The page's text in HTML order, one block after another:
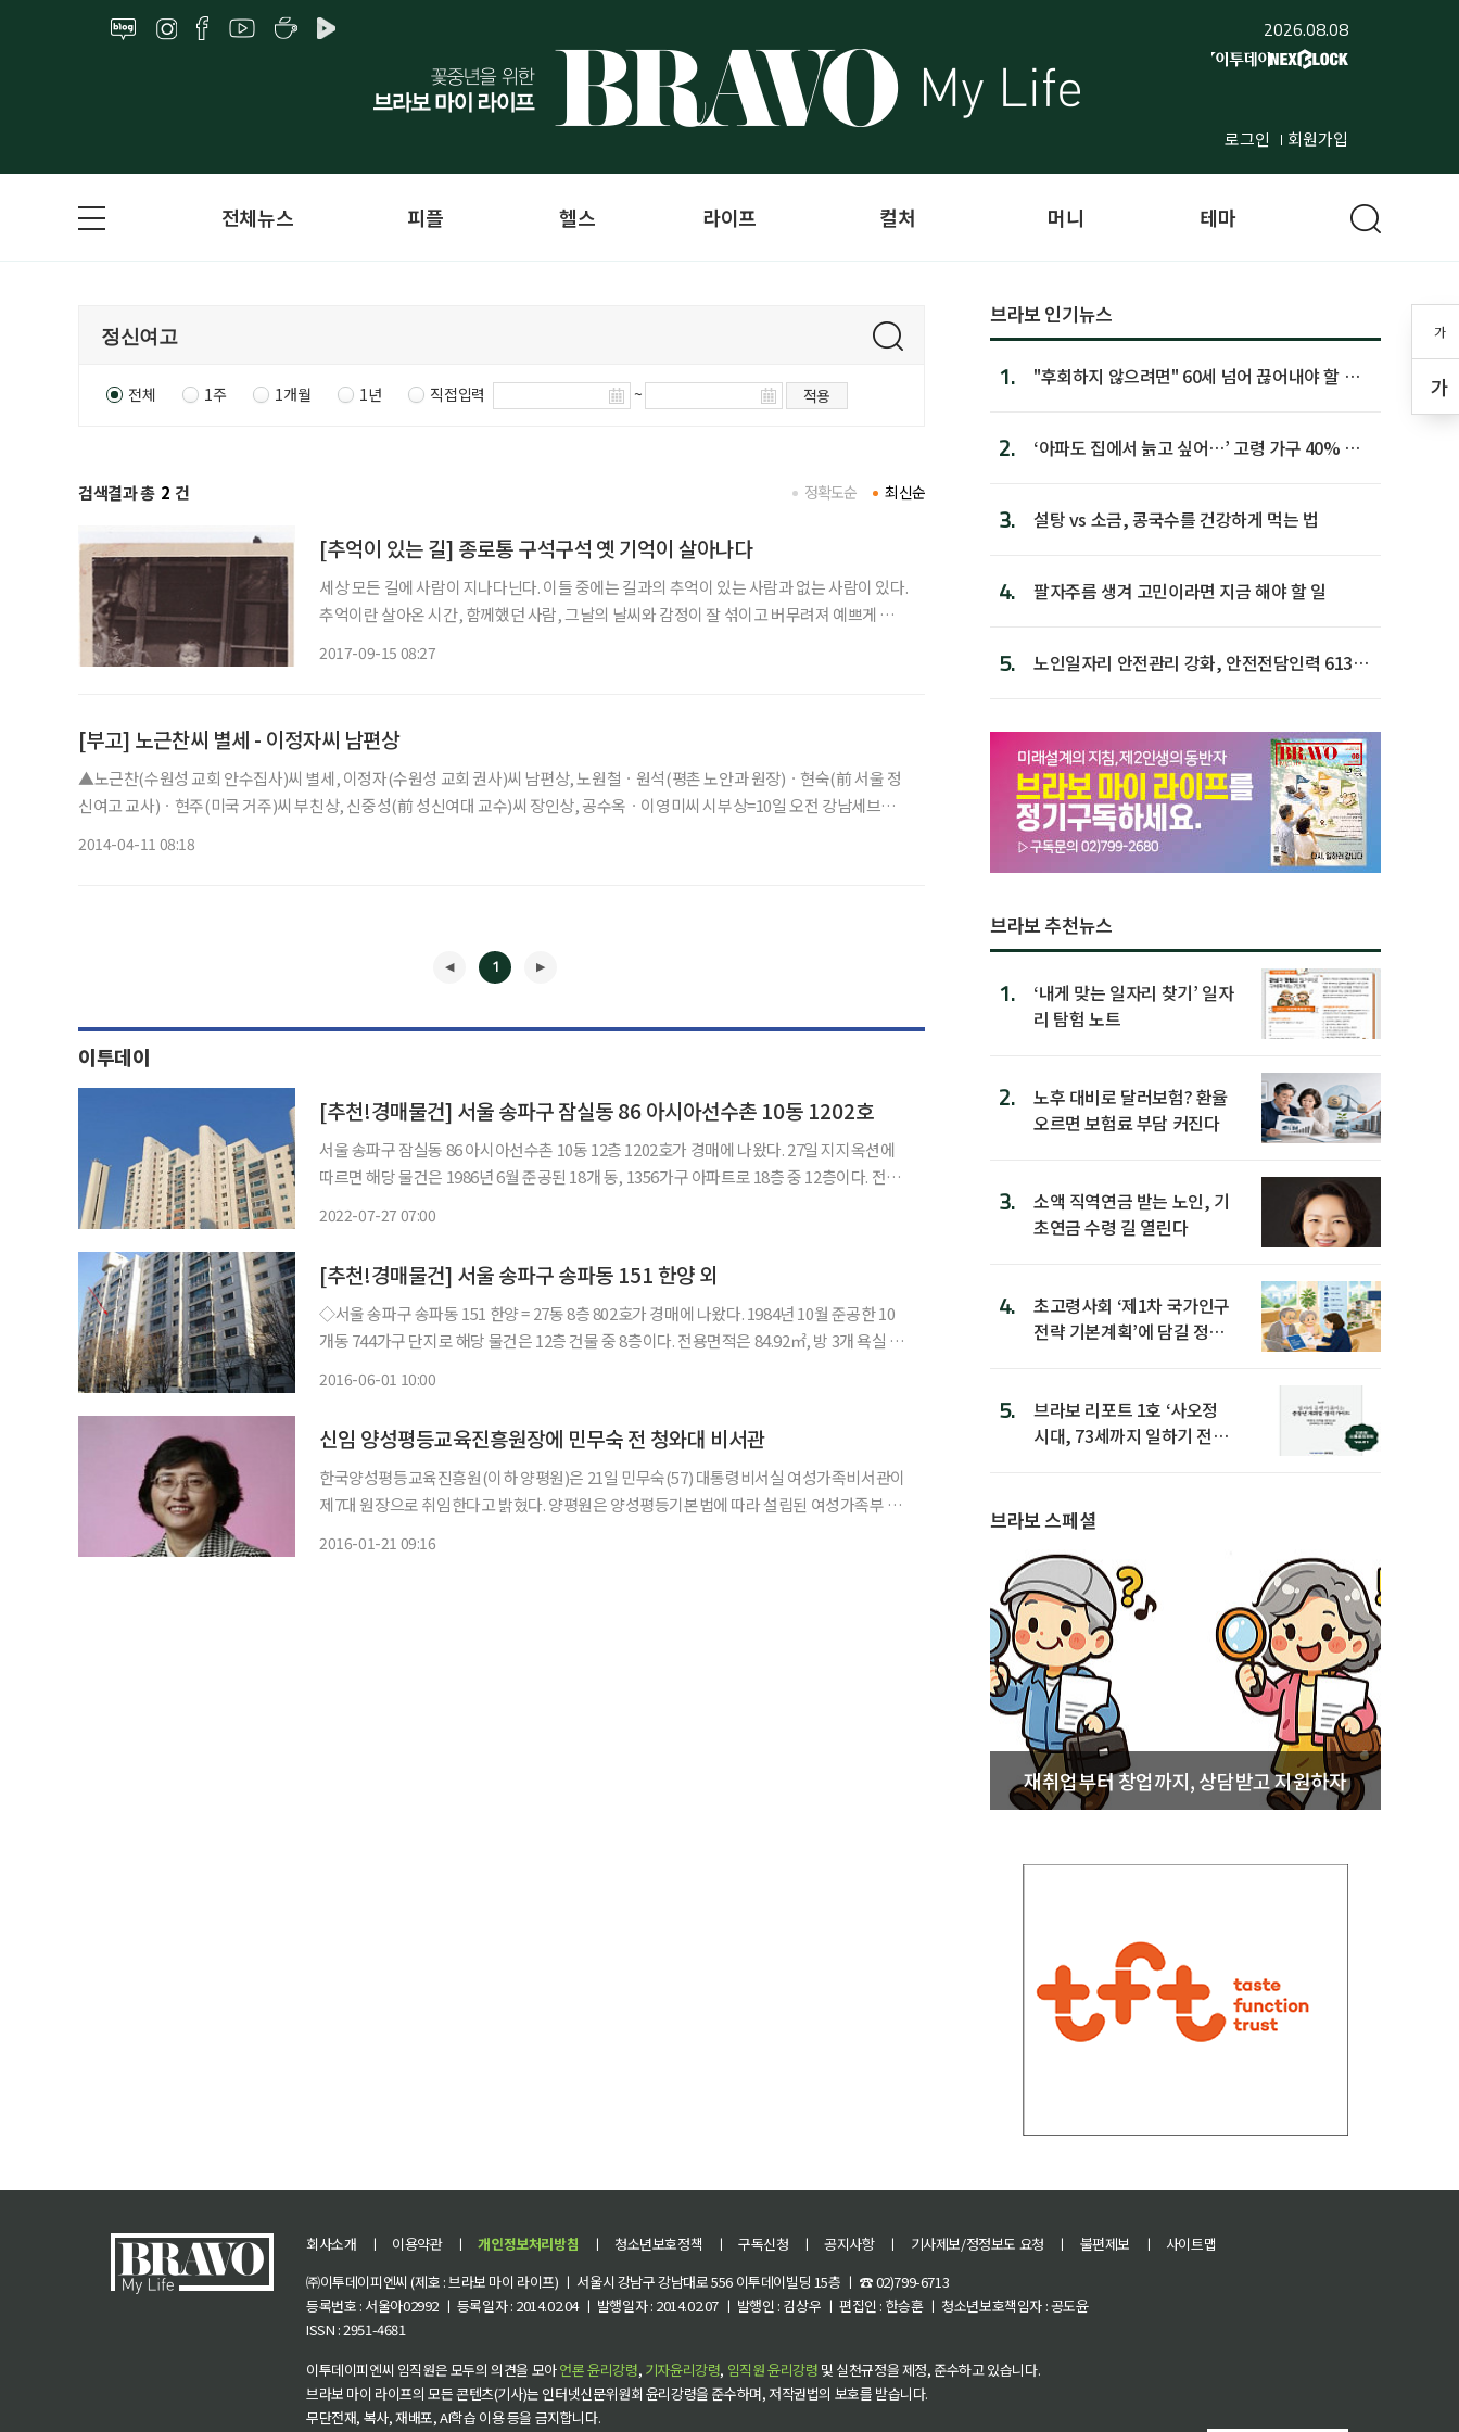
2026.08.08
로그인 회원가입
가
가
전체뉴스 피플 헬스 라이프 컬처 머니 테마
전체 1주 1개월 1년 직접입력 ~ 적용
검색결과 총 2 건 최신순
정확도순
[추억이 있는 길] 종로통 구석구석 옛 기억이 살아나다
세상 모든 길에 사람이 지나다닌다. 이들 중에는 길과의 추억이 있는 사람과 없는 사람이 있다.
추억이란 살아온 시간, 함께했던 사람, 그날의 날씨와 감정이 잘 섞이고 버무려져 예쁘게 포
2017-09-15 08:27
[부고] 노근찬씨 별세 - 이정자씨 남편상
▲노근찬(수원성 교회 안수집사)씨 별세, 이정자(수원성 교회 권사)씨 남편상, 노원철ㆍ원석(평촌 노안과 원장)ㆍ현숙(前 서울 정
신여고 교사)ㆍ현주(미국 거주)씨 부친상, 신중성(前 성신여대 교수)씨 장인상, 공수옥ㆍ이영미씨 시부상=10일 오전 강남세브란
2014-04-11 08:18
1
이투데이
[추천!경매물건] 서울 송파구 잠실동 86 아시아선수촌 10동 1202호
서울 송파구 잠실동 86 아시아선수촌 10동 12층 1202호가 경매에 나왔다. 27일 지지옥션에
따르면 해당 물건은 1986년 6월 준공된 18개 동, 1356가구 아파트로 18층 중 12층이다. 전용
2022-07-27 07:00
[추천!경매물건] 서울 송파구 송파동 151 한양 외
◇서울 송파구 송파동 151 한양 = 27동 8층 802호가 경매에 나왔다. 1984년 10월 준공한 10
개동 744가구 단지로 해당 물건은 12층 건물 중 8층이다. 전용면적은 84.92㎡, 방 3개 욕실 1
2016-06-01 10:00
신임 양성평등교육진흥원장에 민무숙 전 청와대 비서관
한국양성평등교육진흥원(이하 양평원)은 21일 민무숙(57) 대통령비서실 여성가족비서관이
제7대 원장으로 취임한다고 밝혔다. 양평원은 양성평등기본법에 따라 설립된 여성가족부 산
2016-01-21 09:16
브라보 인기뉴스
1.
"후회하지 않으려면" 60세 넘어 끊어내야 할 사
2.
‘아파도 집에서 늙고 싶어…’ 고령 가구 40% 노
3. 설탕 vs 소금, 콩국수를 건강하게 먹는 법
4. 팔자주름 생겨 고민이라면 지금 해야 할 일
5.
노인일자리 안전관리 강화, 안전전담인력 613명
브라보 추천뉴스
1.
‘내게 맞는 일자리 찾기’ 일자
리 탐험 노트
2.
노후 대비로 달러보험? 환율
오르면 보험료 부담 커진다
3.
소액 직역연금 받는 노인, 기
초연금 수령 길 열린다
4.
초고령사회 ‘제1차 국가인구
전략 기본계획’에 담길 정책
5.
브라보 리포트 1호 ‘사오정
시대, 73세까지 일하기 전략’
브라보 스페셜
재취업부터 창업까지, 상담받고 지원하자
회사소개 ㅣ 이용약관 ㅣ 개인정보처리방침 ㅣ 청소년보호정책 ㅣ 구독신청 ㅣ 공지사항 ㅣ 기사제보/정정보도 요청 ㅣ 불편제보 ㅣ
사이트맵
㈜이투데이피엔씨 (제호 : 브라보 마이 라이프) ㅣ 서울시 강남구 강남대로 556 이투데이빌딩 15층 ㅣ ☎ 02)799-6713
등록번호 : 서울아02992 ㅣ 등록일자 : 2014.02.04 ㅣ 발행일자 : 2014.02.07 ㅣ 발행인 : 김상우 ㅣ 편집인 : 한승훈 ㅣ 청소년보호책임자 : 공도윤
ISSN : 2951-4681
이투데이피엔씨 임직원은 모두의 의견을 모아언론 윤리강령, 기자윤리강령, 임직원 윤리강령 및 실천규정을 제정, 준수하고 있습니다.
브라보 마이 라이프의 모든 콘텐츠(기사)는 인터넷신문위원회 윤리강령을 준수하며, 저작권법의 보호를 받습니다.
무단전재, 복사, 재배포, AI학습 이용 등을 금지합니다.